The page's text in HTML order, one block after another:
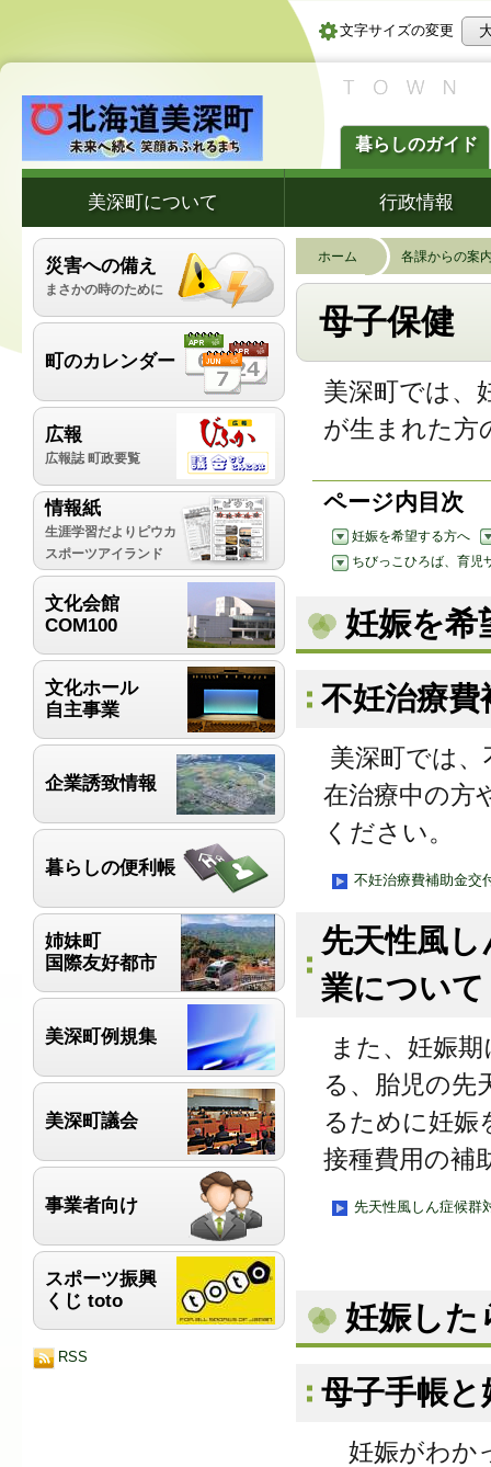
文字サイズの変更
暮らしのガイド
美深町について 行政情報
ホーム 各課からの案
母子保健
美深町では、
が生まれた方
ページ内目次
妊娠を希望する方へ
ちびっこひろば、育児
妊娠を希
不妊治療
美深町では
在治療中の方
ください。
不妊治療費補助金交
先天性風
業について
また、妊娠
る、胎児の先
るために妊娠
接種費用の補
先天性風しん症候群
妊娠した
母子手帳と
妊娠がわか
災害への備え
まさかの時のために
町のカレンダー
広報
広報誌 町政要覧
情報紙
生涯学習だよりピウカ
スポーツアイランド
文化会館
COM100
文化ホール
自主事業
企業誘致情報
暮らしの便利帳
姉妹町
国際友好都市
美深町例規集
美深町議会
事業者向け
スポーツ振興
くじ toto
RSS